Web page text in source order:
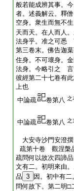
般若能成辨其事。
者。述義解云。釋
空身。衆生而無不
天而天。在人而人
法身乎。准之可悉
第三卷末。佛告迦
住身。不可壞身。
法身。今略引之 言
彼經第二十七卷有
上也
中論疏
卷第八 之
中論疏 卷第八 之
大安寺沙門安澄
疏第十卷 觀涅槃
疏問何以故次四諦
文有二。初明來由
品 3
因。初中有
問何故下。第二明□